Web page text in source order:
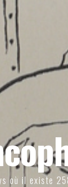
où il existe